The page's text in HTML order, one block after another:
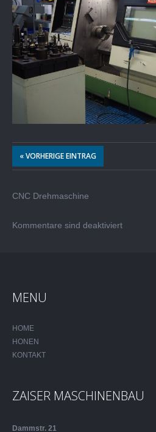
« VORHERIGE EINTRAG
CNC Drehmaschine
Kommentare sind deaktiviert
MENU
HOME
HONEN
KONTAKT
ZAISER MASCHINENBAU
Dammstr. 21